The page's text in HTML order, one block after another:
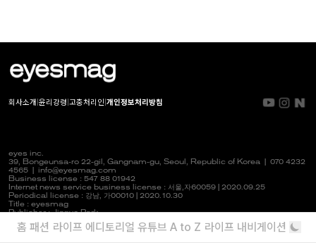
회사소개 윤리강령 고충처리인 개인정보처리방침
eyes inc.
39, Bongeunsa-ro 22-gil, Gangnam-gu, Seoul, Republic of Korea | 070 4232
4565
info@eyesmag.com
Business license : 547 88 01942
Internet news service business license : 서울,자60059 | 2020.09.25
Periodical license : 강남, 가00010 | 2020.10.30
Title : eyesmag
Publisher : Jinpyo Park
News manager & Editorial officer : Youlim Heo
홈 패션 라이프 에디토리얼 유튜브 A to Z 라이프 내비게이션